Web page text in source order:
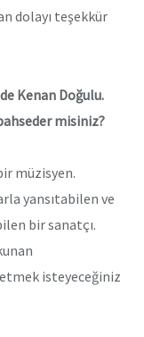
dolayı teşekkür
Kenan Doğulu.
misiniz?
müzisyen.
yansıtabilen ve
bir sanatçı.
isteyeceğiniz